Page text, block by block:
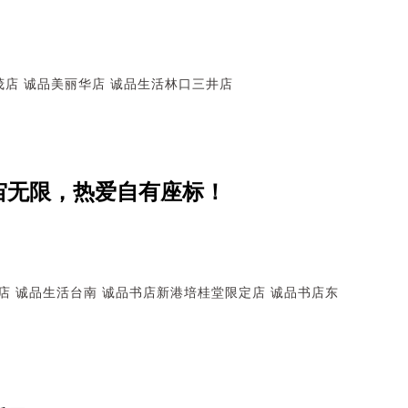
店 诚品美丽华店 诚品生活林口三井店
限，热爱自有座标！
诚品生活台南 诚品书店新港培桂堂限定店 诚品书店东